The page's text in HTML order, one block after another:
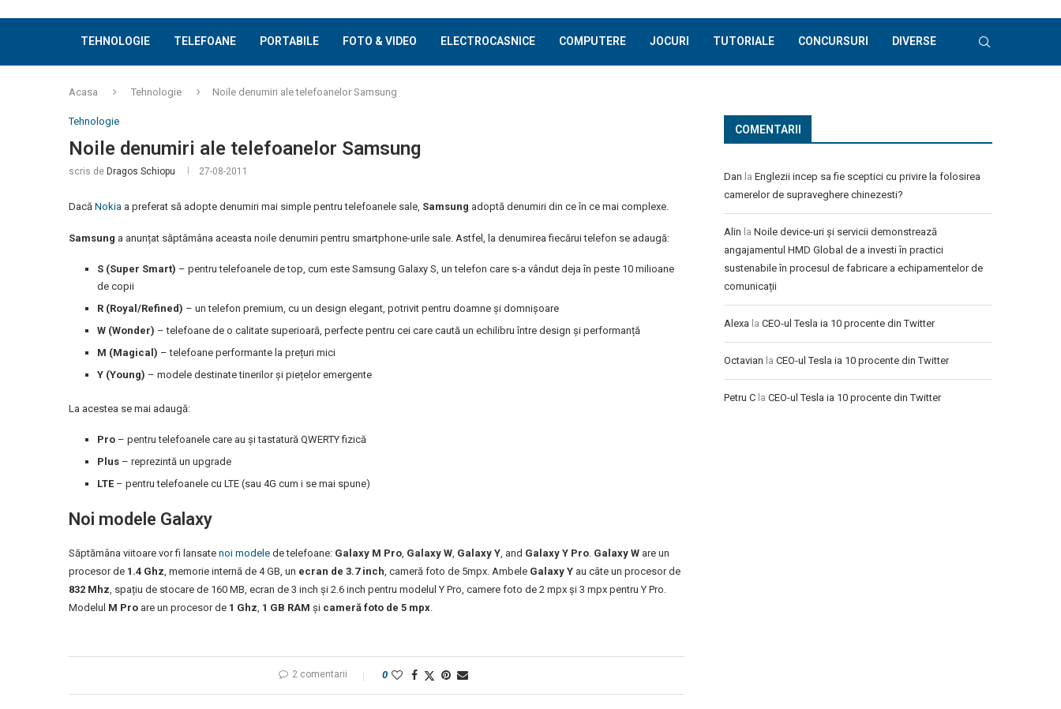
TEHNOLOGIE TELEFOANE PORTABILE FOTO & VIDEO ELECTROCASNICE COMPUTERE JOCURI TUTORIALE CONCURSURI DIVERSE
Acasa Tehnologie Noile denumiri ale telefoanelor Samsung
Tehnologie
Noile denumiri ale telefoanelor Samsung
scris de Dragos Schiopu 27-08-2011
Dacă Nokia a preferat să adopte denumiri mai simple pentru telefoanele sale, Samsung adoptă denumiri din ce în ce mai complexe.
Samsung a anunțat săptămâna aceasta noile denumiri pentru smartphone-urile sale. Astfel, la denumirea fiecărui telefon se adaugă:
S (Super Smart) – pentru telefoanele de top, cum este Samsung Galaxy S, un telefon care s-a vândut deja în peste 10 milioane
de copii
R (Royal/Refined) – un telefon premium, cu un design elegant, potrivit pentru doamne și domnișoare
W (Wonder) – telefoane de o calitate superioară, perfecte pentru cei care caută un echilibru între design și performanță
M (Magical) – telefoane performante la prețuri mici
Y (Young) – modele destinate tinerilor și piețelor emergente
La acestea se mai adaugă:
Pro – pentru telefoanele care au și tastatură QWERTY fizică
Plus – reprezintă un upgrade
LTE– pentru telefoanele cu LTE (sau 4G cum i se mai spune)
Noi modele Galaxy
Săptămâna viitoare vor fi lansate noi modele de telefoane: Galaxy M Pro, Galaxy W, Galaxy Y, and Galaxy Y Pro. Galaxy W are un
procesor de 1.4 Ghz, memorie internă de 4 GB, un ecran de 3.7 inch, cameră foto de 5mpx. Ambele Galaxy Y au câte un procesor de
832 Mhz, spațiu de stocare de 160 MB, ecran de 3 inch și 2.6 inch pentru modelul Y Pro, camere foto de 2 mpx și 3 mpx pentru Y Pro.
Modelul M Pro are un procesor de 1 Ghz, 1 GB RAM și cameră foto de 5 mpx.
2 comentarii 0
COMENTARII
Dan la Englezii incep sa fie sceptici cu privire la folosirea
camerelor de supraveghere chinezesti?
Alin la Noile device-uri și servicii demonstrează
angajamentul HMD Global de a investi în practici
sustenabile în procesul de fabricare a echipamentelor de
comunicații
Alexa la CEO-ul Tesla ia 10 procente din Twitter
Octavian la CEO-ul Tesla ia 10 procente din Twitter
Petru C la CEO-ul Tesla ia 10 procente din Twitter